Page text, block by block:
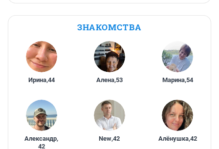
ЗНАКОМСТВА
Ирина,44 Алена,53 Марина,54
Александр,
42
New,42 Алёнушка,42